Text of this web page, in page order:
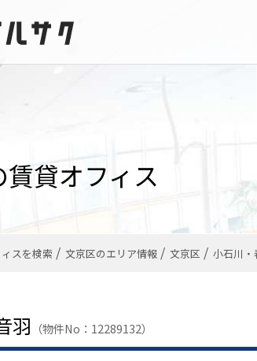
賃貸オフィス
スを検索 文京区のエリア情報 文京区 小石川・
羽 （物件No：12289132）